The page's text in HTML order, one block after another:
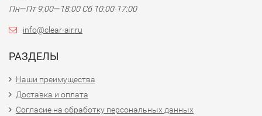
Пн—Пт 9:00—18:00 Сб 10:00-17:00
info@clear-air.ru
РАЗДЕЛЫ
Наши преимущества
Доставка и оплата
Согласие на обработку персональных данных